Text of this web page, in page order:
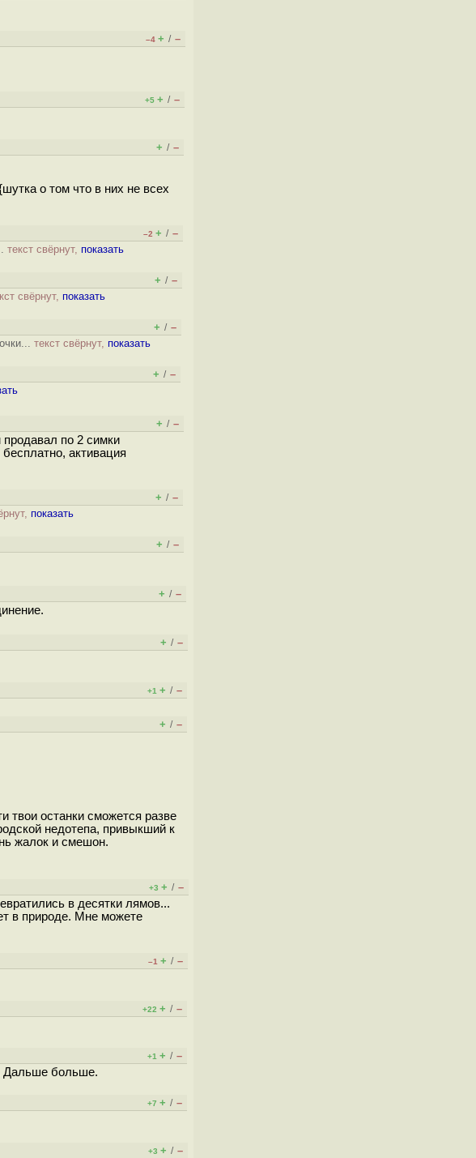
–4 + / –
+5 + / –
+ / –
о том что в них не всех
–2 + / –
текст свёрнут, показать
+ / –
свёрнут, показать
+ / –
текст свёрнут, показать
+ / –
+ / –
по 2 симки
активация
+ / –
показать
+ / –
+ / –
+ / –
+1 + / –
+ / –
твои останки сможется разве
недотепа, привыкший к
жалок и смешон.
+3 + / –
в десятки лямов...
в природе. Мне можете
–1 + / –
+22 + / –
+1 + / –
Дальше больше.
+7 + / –
+3 + / –